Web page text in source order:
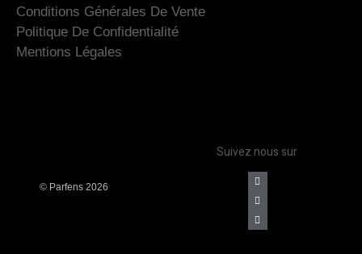
Conditions Générales De Vente
Politique De Confidentialité
Mentions Légales
© Parfens 2026
Suivez nous sur